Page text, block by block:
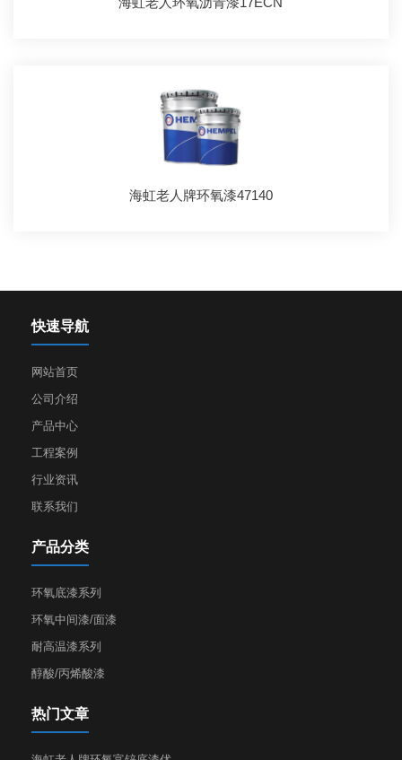
海虹老人牌环氧漆47140
快速导航
网站首页
公司介绍
产品中心
工程案例
行业资讯
联系我们
产品分类
环氧底漆系列
环氧中间漆/面漆
耐高温漆系列
醇酸/丙烯酸漆
热门文章